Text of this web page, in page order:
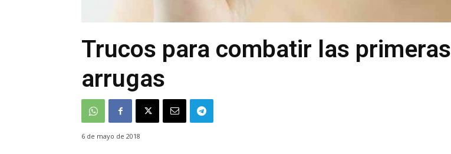
Trucos para combatir las primeras
arrugas
6 de mayo de 2018